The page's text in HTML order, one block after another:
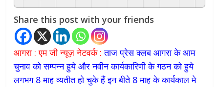
Share this post with your friends
आगरा : एम जी न्यूज़ नेटवर्क : ताज प्रेस क्लब आगरा के आम
चुनाव को सम्पन्न हुये और नवीन कार्यकारिणी के गठन को हुये
लगभग 8 माह व्यतीत हो चुके हैं इन बीते 8 माह के कार्यकाल मे